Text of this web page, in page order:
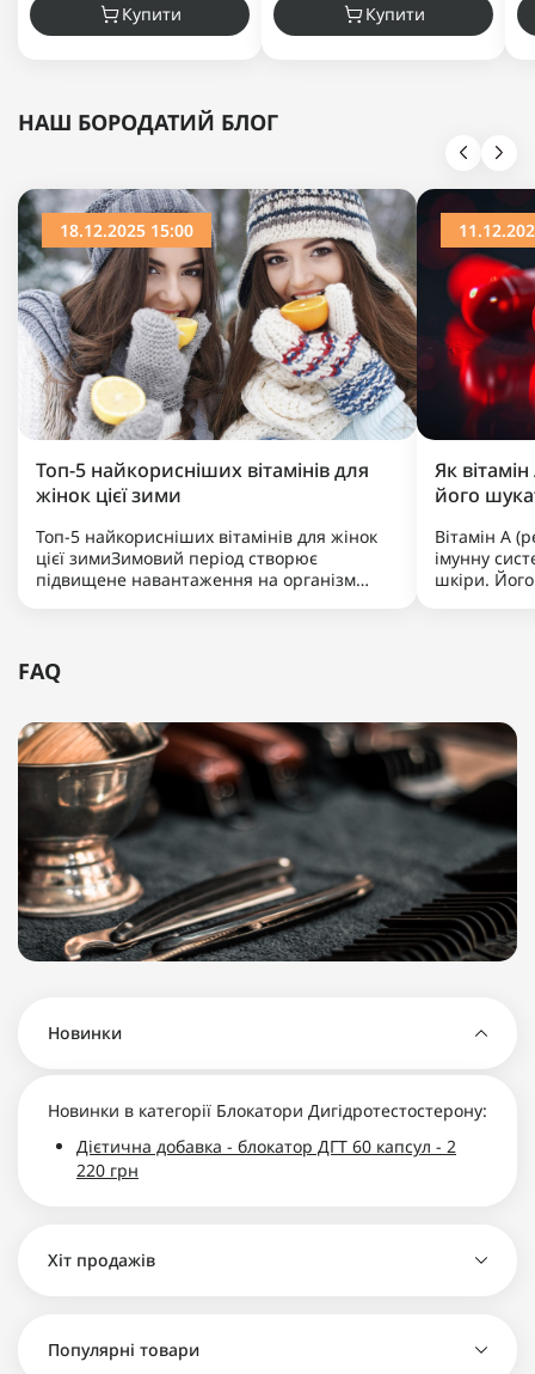
Купити Купити
НАШ БОРОДАТИЙ БЛОГ
18.12.2025 15:00
Топ-5 найкорисніших вітамінів для
жінок цієї зими
Топ-5 найкорисніших вітамінів для жінок
цієї зимиЗимовий період створює
підвищене навантаження на організм
балансу, здоров’я шкіри та енер..
Як
його
Вітамін А
імунну
шкіри.
FAQ
Новинки
Новинки в категорії Блокатори Дигідротестостерону:
Дієтична добавка - блокатор ДГТ 60 капсул - 2
220 грн
Хіт продажів
Дієтична добавка - блокатор ДГТ 60 капсул - 2
Популярні товари